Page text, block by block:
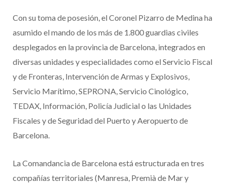
Con su toma de posesión, el Coronel Pizarro de Medina ha
asumido el mando de los más de 1.800 guardias civiles
desplegados en la provincia de Barcelona, integrados en
diversas unidades y especialidades como el Servicio Fiscal
y de Fronteras, Intervención de Armas y Explosivos,
Servicio Marítimo, SEPRONA, Servicio Cinológico,
TEDAX, Información, Policía Judicial o las Unidades
Fiscales y de Seguridad del Puerto y Aeropuerto de
Barcelona.
La Comandancia de Barcelona está estructurada en tres
compañías territoriales (Manresa, Premià de Mar y